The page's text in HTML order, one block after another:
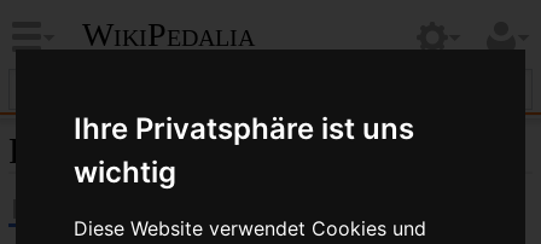
Ihre Privatsphäre ist uns
wichtig
Diese Website verwendet Cookies und
WikiPedalia
Reisen